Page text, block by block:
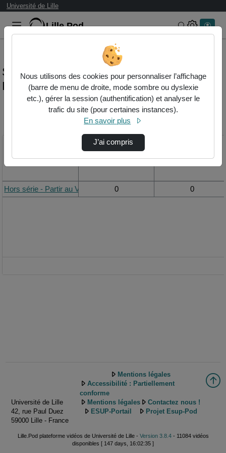
Université de Lille
Lille.Pod Rechercher
Statistiques de visualisation de la vidéo
Hors série - partir au vietnam.mp4
Modifier la période de
Vue de la journée
Hors série - Partir au Vietnam.mp4
0 0
Université de Lille
42, rue Paul Duez
59000 Lille - France
Mentions légales
Accessibilité : Partiellement
conforme
Mentions légales
Contactez nous !
ESUP-Portail
Projet Esup-Pod
Lille.Pod plateforme vidéos de Université de Lille - Version 3.8.4- 11084 vidéos
disponibles [ 147 days, 16:02:35 ]
Nous utilisons des cookies pour personnaliser l’affichage
(barre de menu de droite, mode sombre ou dyslexie
etc.), gérer la session (authentification) et analyser le
trafic du site (pour certaines instances).
En savoir plus
J’ai compris